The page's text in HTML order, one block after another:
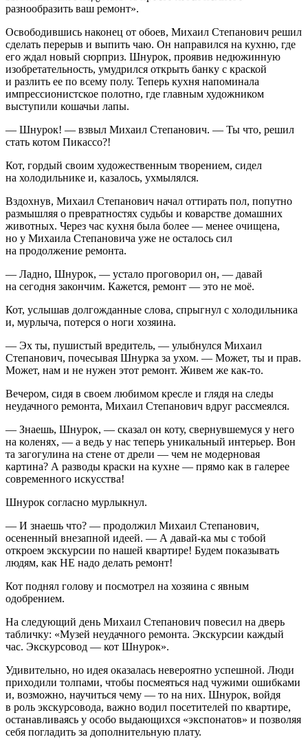
разнообразить ваш ремонт».
Освободившись наконец от обоев, Михаил Степанович решил
сделать перерыв и выпить чаю. Он направился на кухню, где
его ждал новый сюрприз. Шнурок, проявив недюжинную
изобретательность, умудрился открыть банку с краской
и разлить ее по всему полу. Теперь кухня напоминала
импрессионистское полотно, где главным художником
выступили кошачьи лапы.
— Шнурок! — взвыл Михаил Степанович. — Ты что, решил
стать котом Пикассо?!
Кот, гордый своим художественным творением, сидел
на холодильнике и, казалось, ухмылялся.
Вздохнув, Михаил Степанович начал оттирать пол, попутно
размышляя о превратностях судьбы и коварстве домашних
животных. Через час кухня была более — менее очищена,
но у Михаила Степановича уже не осталось сил
на продолжение ремонта.
— Ладно, Шнурок, — устало проговорил он, — давай
на сегодня закончим. Кажется, ремонт — это не моё.
Кот, услышав долгожданные слова, спрыгнул с холодильника
и, мурлыча, потерся о ноги хозяина.
— Эх ты, пушистый вредитель, — улыбнулся Михаил
Степанович, почесывая Шнурка за ухом. — Может, ты и прав.
Может, нам и не нужен этот ремонт. Живем же как-то.
Вечером, сидя в своем любимом кресле и глядя на следы
неудачного ремонта, Михаил Степанович вдруг рассмеялся.
— Знаешь, Шнурок, — сказал он коту, свернувшемуся у него
на коленях, — а ведь у нас теперь уникальный интерьер. Вон
та загогулина на стене от дрели — чем не модерновая
картина? А разводы краски на кухне — прямо как в галерее
современного искусства!
Шнурок согласно мурлыкнул.
— И знаешь что? — продолжил Михаил Степанович,
осененный внезапной идеей. — А давай-ка мы с тобой
откроем экскурсии по нашей квартире! Будем показывать
людям, как НЕ надо делать ремонт!
Кот поднял голову и посмотрел на хозяина с явным
одобрением.
На следующий день Михаил Степанович повесил на дверь
табличку: «Музей неудачного ремонта. Экскурсии каждый
час. Экскурсовод — кот Шнурок».
Удивительно, но идея оказалась невероятно успешной. Люди
приходили толпами, чтобы посмеяться над чужими ошибками
и, возможно, научиться чему — то на них. Шнурок, войдя
в роль экскурсовода, важно водил посетителей по квартире,
останавливаясь у особо выдающихся «экспонатов» и позволяя
себя погладить за дополнительную плату.